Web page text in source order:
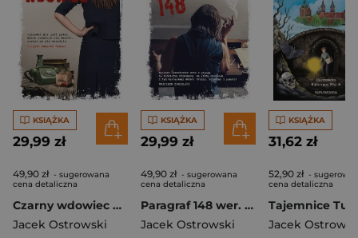
KSIĄŻKA
29,99 zł
49,90 zł - sugerowana
cena detaliczna
Czarny wdowiec wer. 2026
Jacek Ostrowski
KSIĄŻKA
29,99 zł
49,90 zł - sugerowana
cena detaliczna
Paragraf 148 wer. 2026
Jacek Ostrowski
KSIĄŻKA
31,62 zł
52,90 zł -
cena detaliczna
Jacek